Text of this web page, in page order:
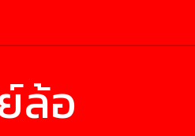
ล้อ